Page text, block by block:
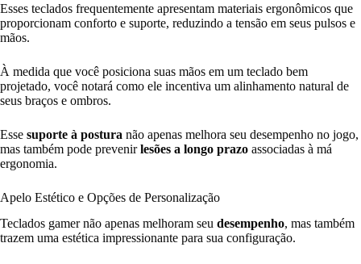
Esses teclados frequentemente apresentam materiais ergonômicos que
proporcionam conforto e suporte, reduzindo a tensão em seus pulsos e
mãos.
À medida que você posiciona suas mãos em um teclado bem
projetado, você notará como ele incentiva um alinhamento natural de
seus braços e ombros.
Esse suporte à postura não apenas melhora seu desempenho no jogo,
mas também pode prevenirlesões a longo prazo associadas à má
ergonomia.
Apelo Estético e Opções de Personalização
Teclados gamer não apenas melhoram seu desempenho, mas também
trazem uma estética impressionante para sua configuração.